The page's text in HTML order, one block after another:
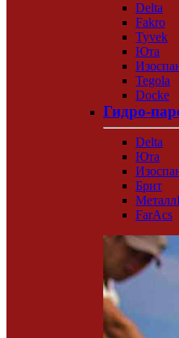
Delta
Fakro
Tyvek
Юта
Tegola
Docke
Гидро-
Delta
Юта
Брит
FarAcs